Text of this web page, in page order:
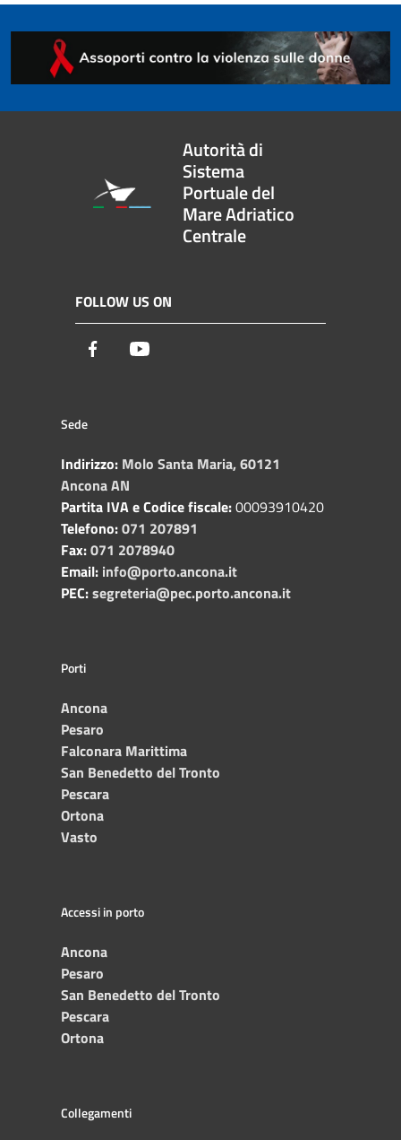
Autorità di
Sistema
Portuale del
Mare Adriatico
Centrale
FOLLOW US ON
Facebook
Sede
Indirizzo: Molo Santa Maria, 60121
Ancona AN
Partita IVA e Codice fiscale:00093910420
Telefono:071 207891
Fax:071 2078940
Email: info@porto.ancona.it
PEC:segreteria@pec.porto.ancona.it
Porti
Ancona
Pesaro
Falconara Marittima
San Benedetto del Tronto
Pescara
Ortona
Vasto
Accessi in porto
Ancona
Pesaro
San Benedetto del Tronto
Pescara
Ortona
Collegamenti